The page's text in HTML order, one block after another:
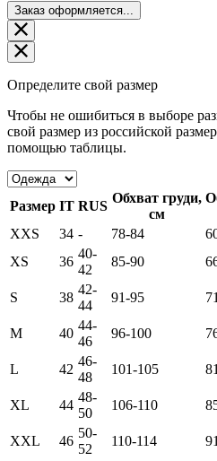
Заказ оформляется...
Определите свой размер
Чтобы не ошибиться в выборе
свой размер из российской
помощью таблицы.
Размер IT RUS
Обхват груди,
см
XXS
34 - 78-84
XS
36
40-
42
85-90
S 38
42-
44
91-95
M 40
44-
46
96-100
L 42
46-
48
101-105
XL 44
48-
50
106-110
XXL 46
50-
52
110-114